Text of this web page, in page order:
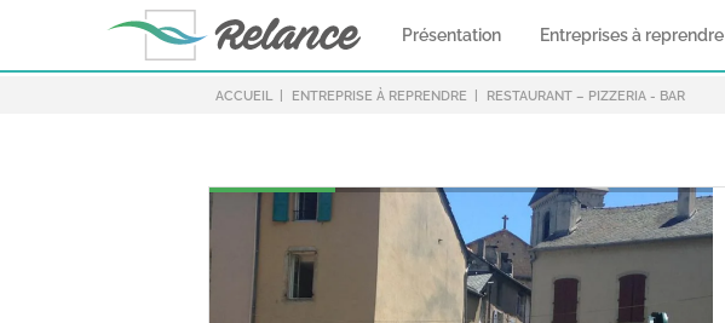
Présentation Entreprises à reprendre
ACCUEIL ENTREPRISE À REPRENDRE RESTAURANT – PIZZERIA - BAR